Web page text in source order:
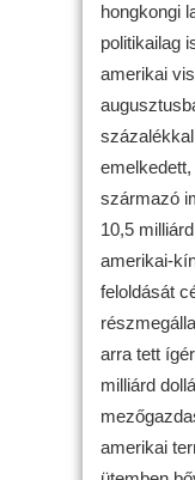
hongkongi
politikailag
amerikai
származó
10,5
amerikai-
feloldását
arra tett
milliárd
amerikai